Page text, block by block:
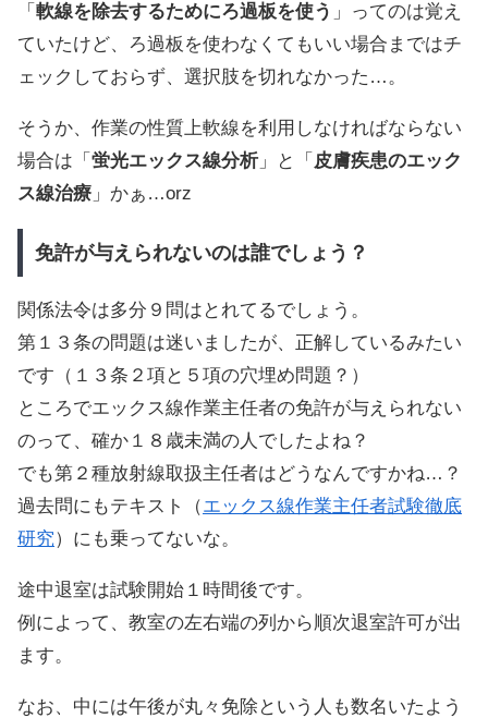
「 軟線を除去するためにろ過板を使う 」ってのは覚え
ていたけど、ろ過板を使わなくてもいい場合まではチ
ェックしておらず、選択肢を切れなかった…。
そうか、作業の性質上軟線を利用しなければならない
場合は「 蛍光エックス線分析」と「 皮膚疾患のエック
ス線治療 」かぁ…orz
免許が与えられないのは誰でしょう？
関係法令は多分９問はとれてるでしょう。
第１３条の問題は迷いましたが、正解しているみたい
です（１３条２項と５項の穴埋め問題？）
ところでエックス線作業主任者の免許が与えられない
のって、確か１８歳未満の人でしたよね？
でも第２種放射線取扱主任者はどうなんですかね…？
過去問にもテキスト（エックス線作業主任者試験徹底
研究）にも乗ってないな。
途中退室は試験開始１時間後です。
例によって、教室の左右端の列から順次退室許可が出
ます。
なお、中には午後が丸々免除という人も数名いたよう